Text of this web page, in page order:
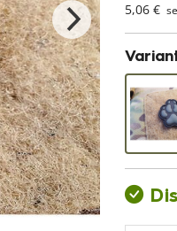
5,06 €